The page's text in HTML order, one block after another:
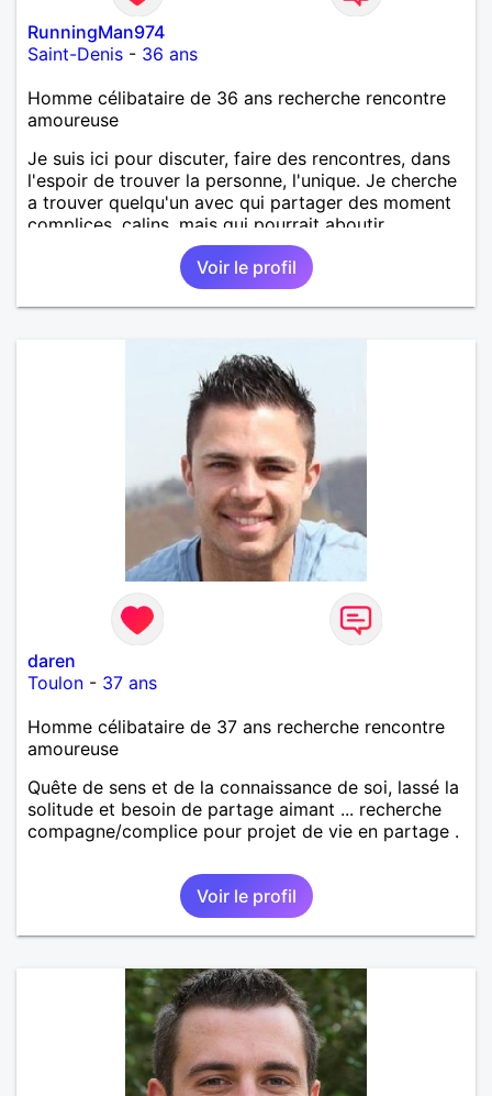
RunningMan974
Saint-Denis - 36 ans
Homme célibataire de 36 ans recherche rencontre
amoureuse
Je suis ici pour discuter, faire des rencontres, dans
l'espoir de trouver la personne, l'unique. Je cherche
a trouver quelqu'un avec qui partager des moment
complices, calins, mais qui pourrait aboutir
idéalement sur une relation sérieuse et durable ! j'en
ai besoin dans ma vie, et pour moi la transmission
de l'amour par le toucher est très important, je suis
très tactile mais aussi respectueux des goûts de
Voir le profil
daren
Toulon - 37 ans
Homme célibataire de 37 ans recherche rencontre
amoureuse
Quête de sens et de la connaissance de soi, lassé la
solitude et besoin de partage aimant ... recherche
compagne/complice pour projet de vie en partage .
Voir le profil